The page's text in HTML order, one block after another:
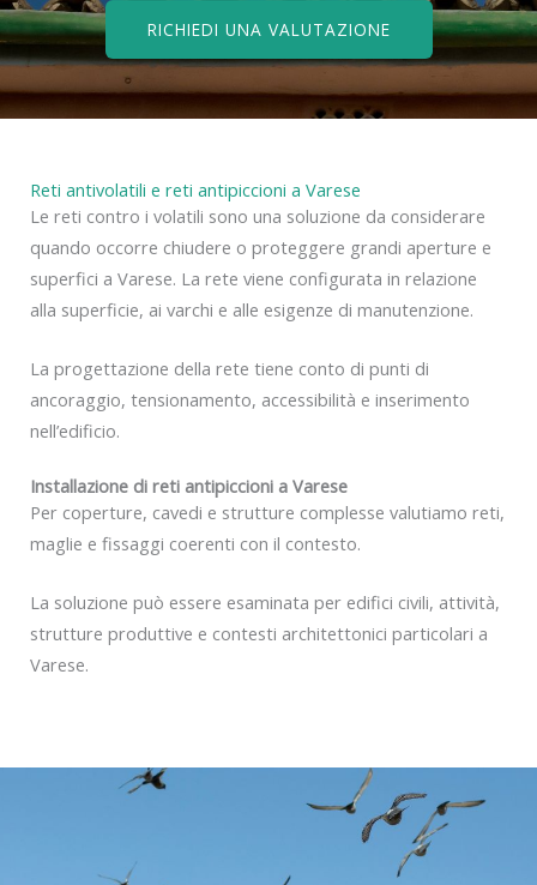
RICHIEDI UNA VALUTAZIONE
Reti antivolatili e reti antipiccioni a Varese
Le reti contro i volatili sono una soluzione da considerare
quando occorre chiudere o proteggere grandi aperture e
superfici a Varese. La rete viene configurata in relazione
alla superficie, ai varchi e alle esigenze di manutenzione.
La progettazione della rete tiene conto di punti di
ancoraggio, tensionamento, accessibilità e inserimento
nell’edificio.
Installazione di reti antipiccioni a Varese
Per coperture, cavedi e strutture complesse valutiamo reti,
maglie e fissaggi coerenti con il contesto.
La soluzione può essere esaminata per edifici civili, attività,
strutture produttive e contesti architettonici particolari a
Varese.